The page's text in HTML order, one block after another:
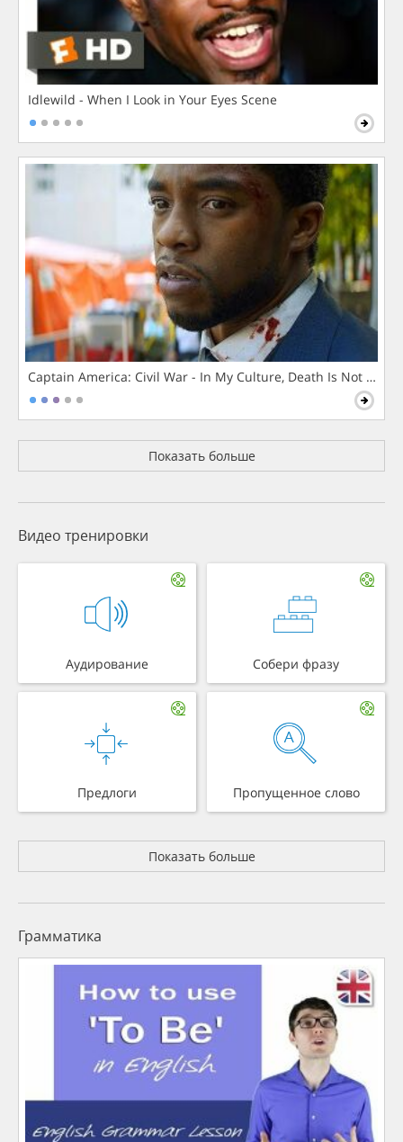
Idlewild - When I Look in Your Eyes Scene
Captain America: Civil War - In My Culture, Death Is Not The
Показать больше
Видео тренировки
Аудирование Собери фразу
Предлоги Пропущенное слово
Показать больше
Грамматика